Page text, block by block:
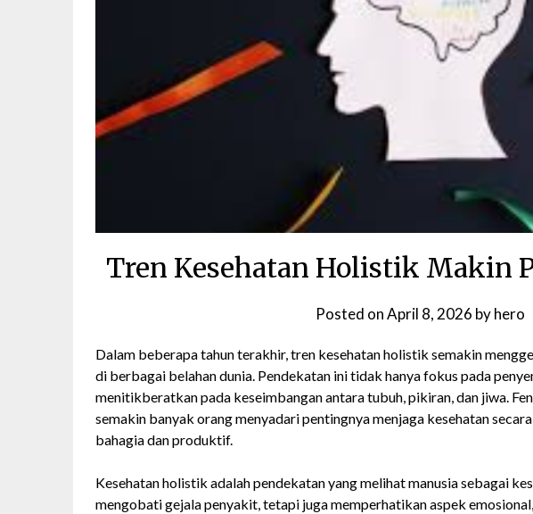
Tren Kesehatan Holistik Makin
Posted onApril 8, 2026 byhero
Dalam beberapa tahun terakhir, tren kesehatan holistik semakin
di berbagai belahan dunia. Pendekatan ini tidak hanya fokus pada
menitikberatkan pada keseimbangan antara tubuh, pikiran, dan jiwa.
semakin banyak orang menyadari pentingnya menjaga kesehatan
bahagia dan produktif.
Kesehatan holistik adalah pendekatan yang melihat manusia sebagai
mengobati gejala penyakit, tetapi juga memperhatikan aspek